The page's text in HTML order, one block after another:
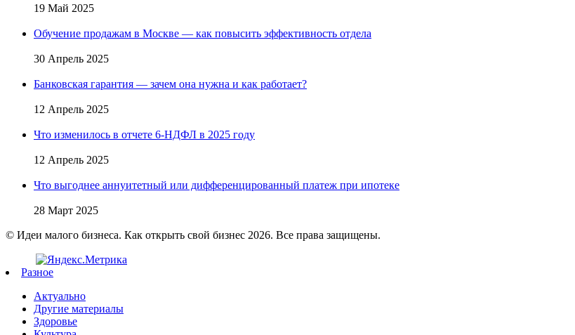
19 Май 2025
Обучение продажам в Москве — как повысить эффективность отдела
30 Апрель 2025
Банковская гарантия — зачем она нужна и как работает?
12 Апрель 2025
Что изменилось в отчете 6-НДФЛ в 2025 году
12 Апрель 2025
Что выгоднее аннуитетный или дифференцированный платеж при ипотеке
28 Март 2025
© Идеи малого бизнеса. Как открыть свой бизнес 2026. Все права защищены.
Разное
Актуально
Другие материалы
Здоровье